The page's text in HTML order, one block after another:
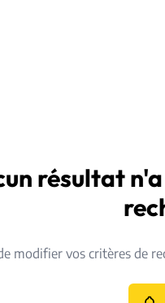
résultat
modifier vos critères de